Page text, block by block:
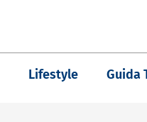
Lifestyle Guida